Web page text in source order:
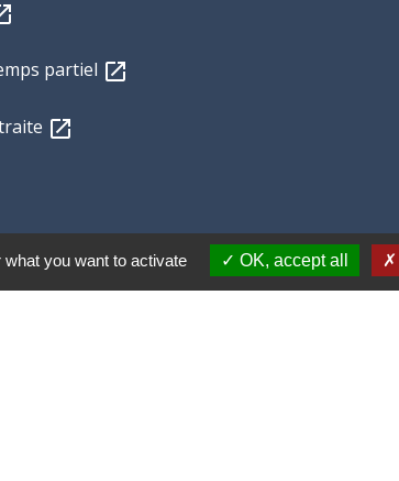
partiel open_in_new
open_in_new
you want to activate OK, accept all